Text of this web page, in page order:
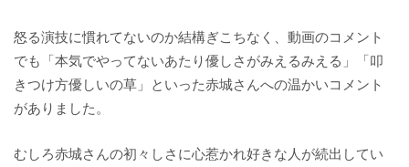
怒る演技に慣れてないのか結構ぎこちなく、動画のコメント
でも「本気でやってないあたり優しさがみえるみえる」「叩
きつけ方優しいの草」といった赤城さんへの温かいコメント
がありました。
むしろ赤城さんの初々しさに心惹かれ好きな人が続出してい